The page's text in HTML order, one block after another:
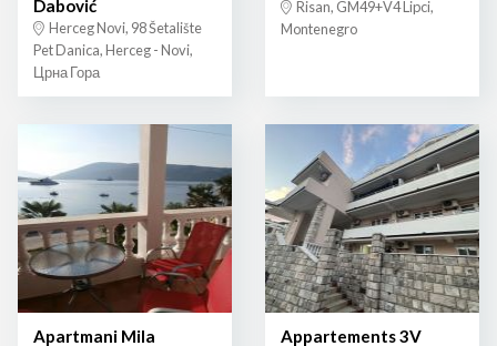
Dabović
Herceg Novi, 98 Šetalište
Pet Danica, Herceg - Novi,
Црна Гора
Risan, GM49+V4 Lipci,
Montenegro
Apartmani Mila Appartements 3V